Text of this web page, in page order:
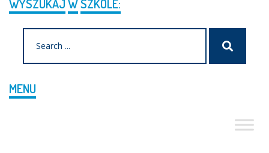
WYSZUKAJWSZKOLE:
Szukaj
MENU